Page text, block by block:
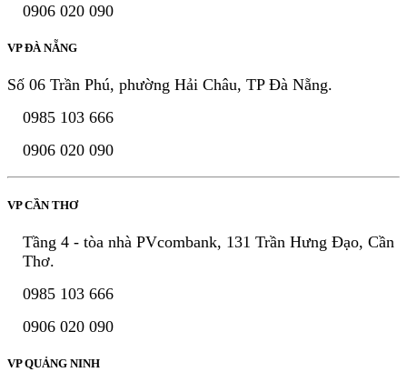
0906 020 090
VP ĐÀ NẴNG
Số 06 Trần Phú, phường Hải Châu, TP Đà Nẵng.
0985 103 666
0906 020 090
VP CẦN THƠ
Tầng 4 - tòa nhà PVcombank, 131 Trần Hưng Đạo, Cần
Thơ.
0985 103 666
0906 020 090
VP QUẢNG NINH